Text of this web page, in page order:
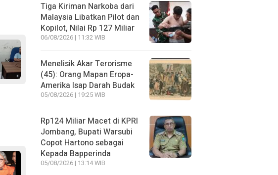
Tiga Kiriman Narkoba dari
Malaysia Libatkan Pilot dan
Kopilot, Nilai Rp 127 Miliar
06/08/2026 | 11:32 WIB
Menelisik Akar Terorisme
(45): Orang Mapan Eropa-
Amerika Isap Darah Budak
05/08/2026 | 19:25 WIB
Rp124 Miliar Macet di KPRI
Jombang, Bupati Warsubi
Copot Hartono sebagai
Kepada Bapperinda
05/08/2026 | 13:14 WIB